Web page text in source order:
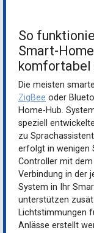
So
Smart-
komfortabel
Die meisten
ZigBee oder
Home-Hub.
speziell
zu
erfolgt in wenigen
Controller mit dem
Verbindung in der
System in Ihr
unterstützen
Lichtstimmungen
Anlässe erstellt